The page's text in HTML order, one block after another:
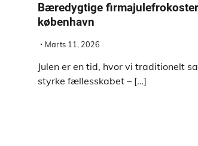
Bæredygtige
københavn
Marts 11, 2026
Julen er en tid, hvor vi traditionelt
styrke fællesskabet – […]